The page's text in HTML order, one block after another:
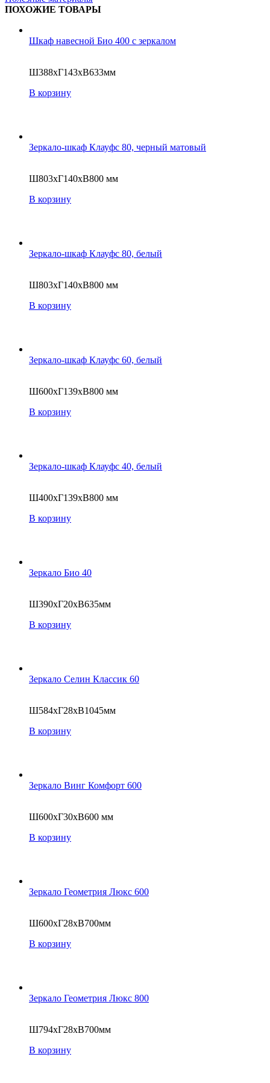
ПОХОЖИЕ ТОВАРЫ
Шкаф навесной Био 400 с зеркалом
Ш388хГ143хВ633мм
В корзину
Зеркало-шкаф Клауфс 80, черный матовый
Ш803хГ140хВ800 мм
В корзину
Зеркало-шкаф Клауфс 80, белый
Ш803хГ140хВ800 мм
В корзину
Зеркало-шкаф Клауфс 60, белый
Ш600хГ139хВ800 мм
В корзину
Зеркало-шкаф Клауфс 40, белый
Ш400хГ139хВ800 мм
В корзину
Зеркало Био 40
Ш390хГ20хВ635мм
В корзину
Зеркало Селин Классик 60
Ш584хГ28хВ1045мм
В корзину
Зеркало Винг Комфорт 600
Ш600хГ30хВ600 мм
В корзину
Зеркало Геометрия Люкс 600
Ш600хГ28хВ700мм
В корзину
Зеркало Геометрия Люкс 800
Ш794хГ28хВ700мм
В корзину